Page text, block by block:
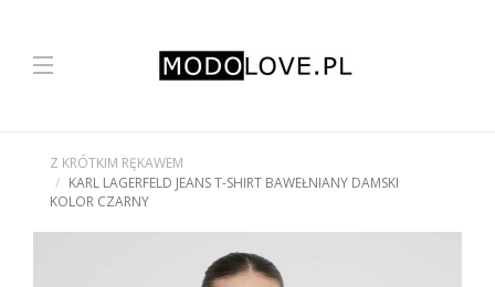
Z KRÓTKIM RĘKAWEM
KARL LAGERFELD JEANS T-SHIRT BAWEŁNIANY DAMSKI
KOLOR CZARNY